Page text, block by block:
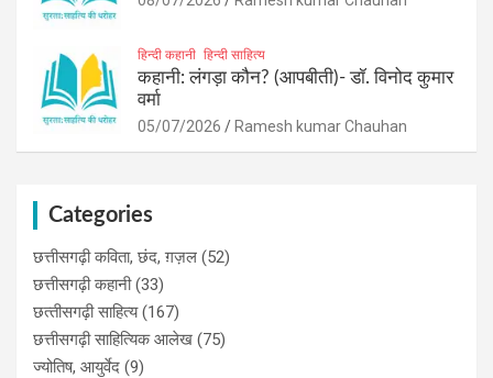
हिन्दी कहानी हिन्दी साहित्य
कहानी: लंगड़ा कौन? (आपबीती)​- डॉ. विनोद कुमार
वर्मा
05/07/2026 Ramesh kumar Chauhan
Categories
छत्तीसगढ़ी कविता, छंद, ग़ज़ल (52)
छत्तीसगढ़ी कहानी(33)
छत्‍तीसगढ़ी साहित्‍य(167)
छत्तीसगढ़ी साहित्यिक आलेख (75)
ज्योतिष, आयुर्वेद (9)